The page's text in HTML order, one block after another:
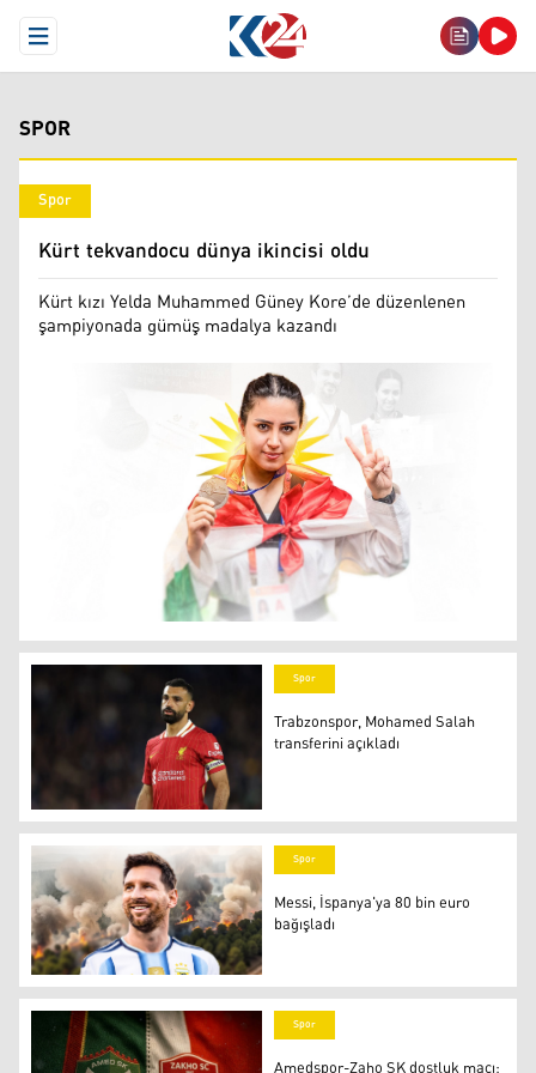
Open Menu
SPOR
Kürt tekvandocu Yelda Muhammed
Spor
Kürt kızı Yelda Muhammed Güney Kore’de düzenlenen
şampiyonada gümüş madalya kazandı
Kürt tekvandocu dünya ikincisi oldu
Mohamed Salah
Spor
Trabzonspor, Mohamed Salah
transferini açıkladı
Messi, İspanya'ya 80 bin euro bağışladı
Spor
Messi, İspanya'ya 80 bin euro
bağışladı
Spor